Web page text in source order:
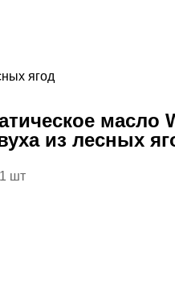
ягод
масло
из лесных
1 шт